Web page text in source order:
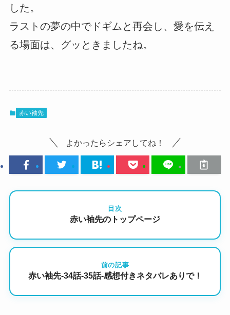
した。
ラストの夢の中でドギムと再会し、愛を伝え
る場面は、グッときましたね。
赤い袖先
よかったらシェアしてね！
目次
赤い袖先のトップページ
前の記事
赤い袖先-34話-35話-感想付きネタバレありで！